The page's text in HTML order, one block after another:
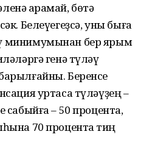
ҡарамай, бөтә
Белеүегеҙсә, уны быға
минимумынан бер ярым
генә түләү
Беренсе
уртаса түләүҙең –
– 50 процентҡа,
70 процентҡа тиң